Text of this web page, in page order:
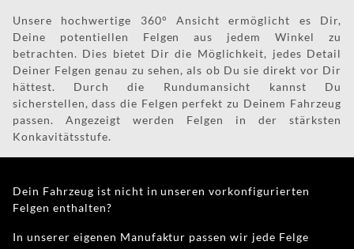
Unsere hochwertige 360° Ansicht ermöglicht es Dir,
Deine potentiellen Felgen aus jedem Winkel zu
betrachten. Dies bietet Dir die Möglichkeit, jedes Detail
Deiner Felgen genau zu sehen, als ob Du sie direkt vor Dir
hättest. Durch die Rundumansicht kannst Du
sicherstellen, dass die Felgen perfekt zu Deinem Fahrzeug
passen. Angezeigt werden Felgen in der stärksten
Konkavitätsstufe.
Dein Fahrzeug ist nicht in unseren vorkonfigurierten
Felgen enthalten?
In unserer eigenen Manufaktur passen wir jede Felge